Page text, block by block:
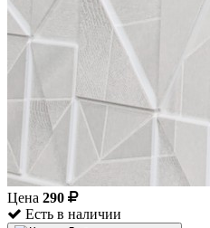
Цена 290
Есть в наличии